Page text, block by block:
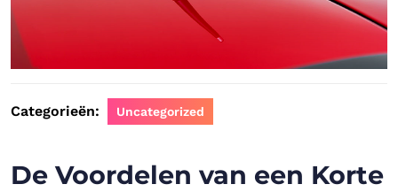
Categorieën: Uncategorized
De Voordelen van een Korte